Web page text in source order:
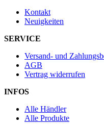
Kontakt
Neuigkeiten
SERVICE
Versand- und
AGB
Vertrag widerrufen
INFOS
Alle Händler
Alle Produkte